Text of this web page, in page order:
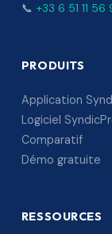
📞 +33 6 51 11 56
PRODUITS
Application
Logiciel
Comparatif
Démo gratuite
RESSOURCES